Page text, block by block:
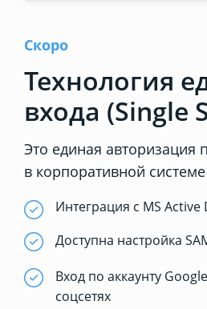
Скоро
Технология
входа (Single
Это единая авторизация
в корпоративной
Интеграция с MS
Доступна настройка
Вход по аккаунту
соцсетях